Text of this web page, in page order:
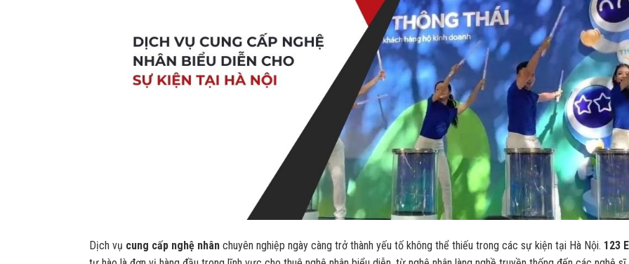
Dịch vụ cung cấp nghệ nhân chuyên nghiệp ngày càng trở thành yếu tố không thể thiếu trong các sự kiện tại Hà Nội. 123